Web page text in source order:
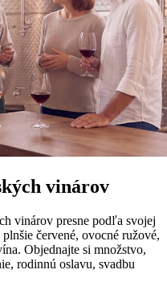
vinárov
vinárov presne podľa svojej
červené, ovocné ružové,
Objednajte si množstvo,
rodinnú oslavu, svadbu